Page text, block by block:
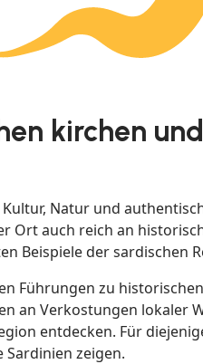
kirchen
Natur und
Ort auch reich an
Beispiele der sardischen
Führungen zu
an Verkostungen lokaler
entdecken. Für
zeigen.